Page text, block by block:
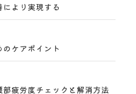
より実現する
ケアポイント
疲労度チェックと解消方法